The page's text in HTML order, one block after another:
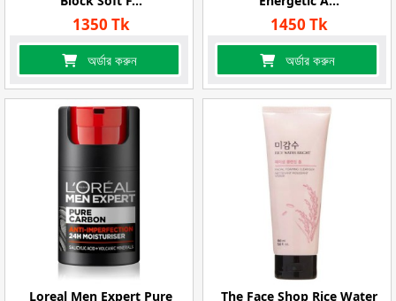
1350 Tk
অর্ডার করুন
1450 Tk
অর্ডার করুন
Loreal Men Expert Pure The Face Shop Rice Water